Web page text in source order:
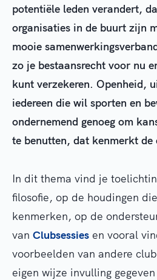
potentiële leden verandert,
organisaties in de buurt zijn
mooie
zo je bestaansrecht voor nu
kunt verzekeren. Openheid,
iedereen die wil sporten en
ondernemend genoeg om
te benutten, dat kenmerkt de
In dit thema vind je
filosofie, op de houdingen
kenmerken, op de
van Clubsessies en vooral
voorbeelden van andere
eigen wijze invulling